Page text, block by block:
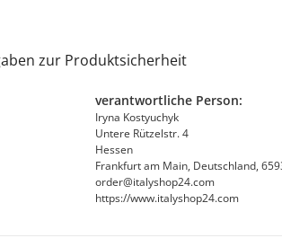
zur Produktsicherheit
verantwortliche Person:
Iryna Kostyuchyk
Untere Rützelstr. 4
Hessen
Frankfurt am Main, Deutschland,
order@italyshop24.com
https://www.italyshop24.com